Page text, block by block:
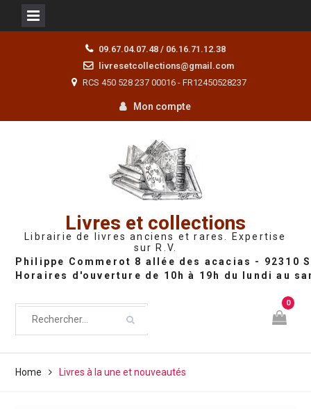
09.67.04.07.48 / 06.16.71.12.38
livresetcollections@gmail.com
RCS 450 528 237 00016 - FR12450528237
Mon compte
Livres et collections
Librairie de livres anciens et rares. Expertise
sur R.V.
0
Home Livres à la une et nouveautés